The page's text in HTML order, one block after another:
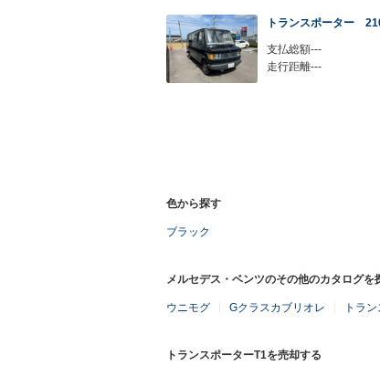
トランスポーター
支払総額---
走行距離---
色から探す
ブラック
メルセデス・ベンツのその他のカタログを
ウニモグ Gクラスカブリオレ トラ
トランスポーターT1を売却する